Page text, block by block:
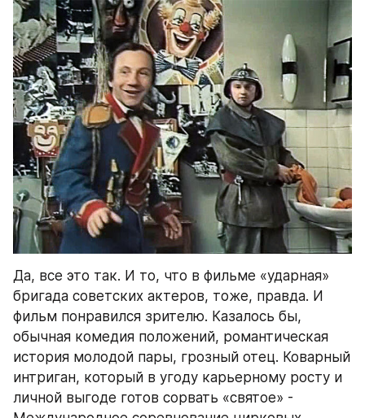
Да, все это так. И то, что в фильме «ударная»
бригада советских актеров, тоже, правда. И
фильм понравился зрителю. Казалось бы,
обычная комедия положений, романтическая
история молодой пары, грозный отец. Коварный
интриган, который в угоду карьерному росту и
личной выгоде готов сорвать «святое» -